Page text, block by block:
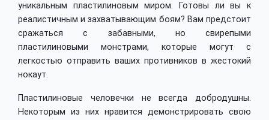
уникальным пластилиновым миром. Готовы ли вы к
реалистичным и захватывающим боям? Вам предстоит
сражаться с забавными, но свирепыми
пластилиновыми монстрами, которые могут с
легкостью отправить ваших противников в жестокий
нокаут.
Пластилиновые человечки не всегда добродушны.
Некоторым из них нравится демонстрировать свою